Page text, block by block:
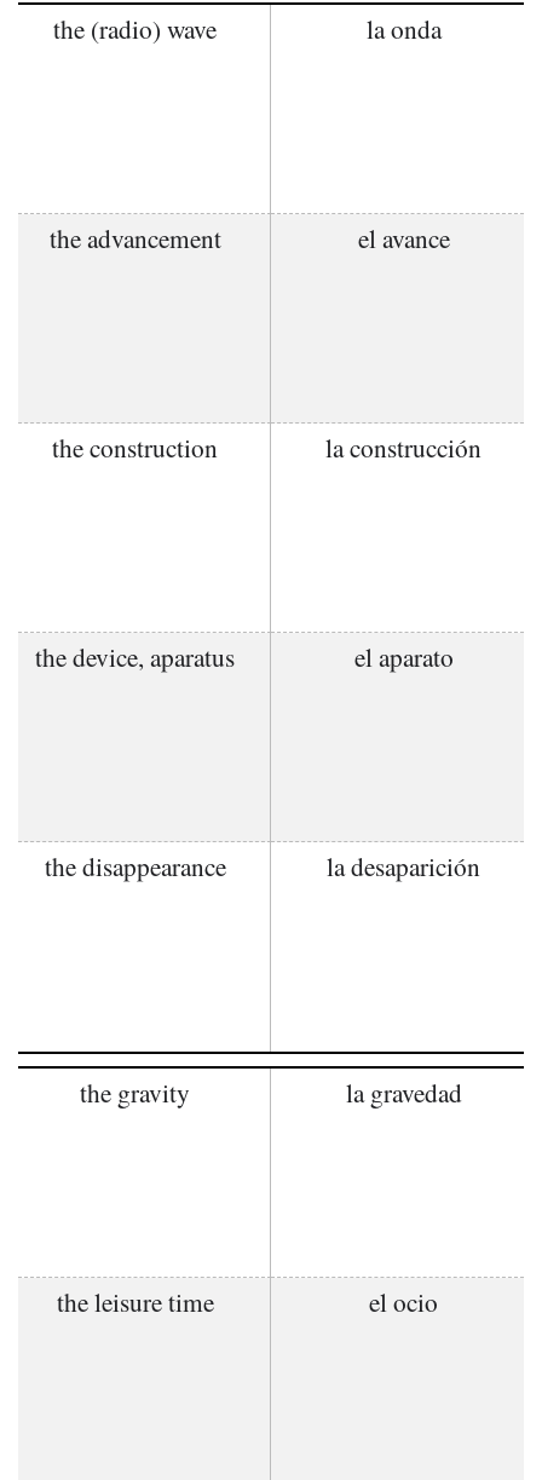
the (radio) wave la onda
the advancement el avance
the construction la construcción
the device, aparatus el aparato
the disappearance la desaparición
the gravity la gravedad
the leisure time el ocio